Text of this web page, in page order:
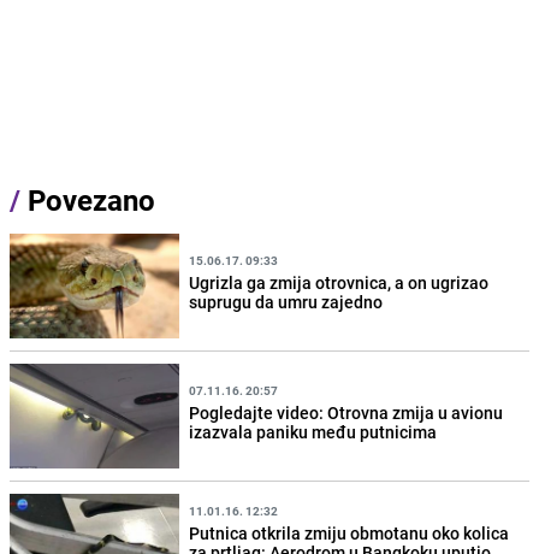
/ Povezano
15.06.17. 09:33
Ugrizla ga zmija otrovnica, a on ugrizao
suprugu da umru zajedno
07.11.16. 20:57
Pogledajte video: Otrovna zmija u avionu
izazvala paniku među putnicima
11.01.16. 12:32
Putnica otkrila zmiju obmotanu oko kolica